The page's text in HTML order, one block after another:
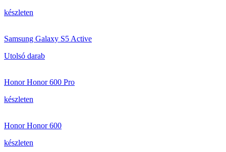
készleten
Samsung Galaxy S5 Active
Utolsó darab
Honor Honor 600 Pro
készleten
Honor Honor 600
készleten